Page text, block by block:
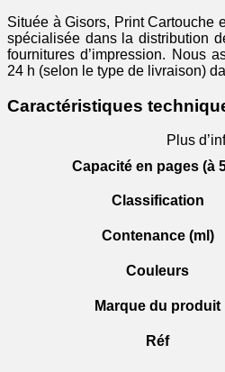
Située à Gisors, Print Cartouche
spécialisée dans la distribution
fournitures d’impression. Nous
24 h (selon le type de livraison)
Caractéristiques
Plus
Capacité en pages (à
Classification
Contenance (ml)
Couleurs
Marque du produit
Réf